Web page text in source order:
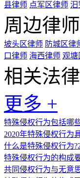
县律师 点军区律师 汨
周边律师
坡头区律师 防城区律
口律师 海西律师 观塘
相关法
更多 +
特殊侵权行为包括哪
2020年特殊侵权行为
什么是特殊侵权行为
特殊侵权行为的构成
共同侵权行为与无意